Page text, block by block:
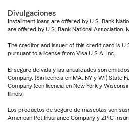
Divulgaciones
Installment loans are offered by U.S. Bank
are offered by U.S. Bank National Association.
The creditor and issuer of this credit card is
pursuant to a license from Visa U.S.A. Inc.
El seguro de vida y las anualidades son
Company. (Sin licencia en MA, NY y WI) State
Company (con licencia en New York y
Illinois.
Los productos de seguro de mascotas son
American Pet Insurance Company y ZPIC